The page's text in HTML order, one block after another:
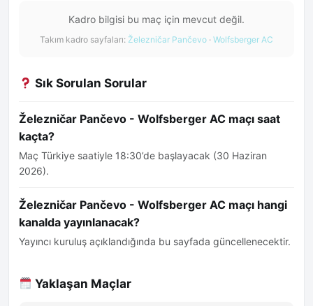
Kadro bilgisi bu maç için mevcut değil.
Takım kadro sayfaları: Železničar Pančevo · Wolfsberger AC
Sık Sorulan Sorular
Železničar Pančevo - Wolfsberger AC maçı saat
kaçta?
Maç Türkiye saatiyle 18:30’de başlayacak (30 Haziran
2026).
Železničar Pančevo - Wolfsberger AC maçı hangi
kanalda yayınlanacak?
Yayıncı kuruluş açıklandığında bu sayfada güncellenecektir.
Yaklaşan Maçlar